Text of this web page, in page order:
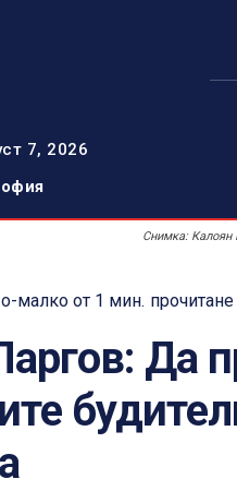
7, 2026
Снимка: Калоян
малко от 1 мин. прочитане
Да